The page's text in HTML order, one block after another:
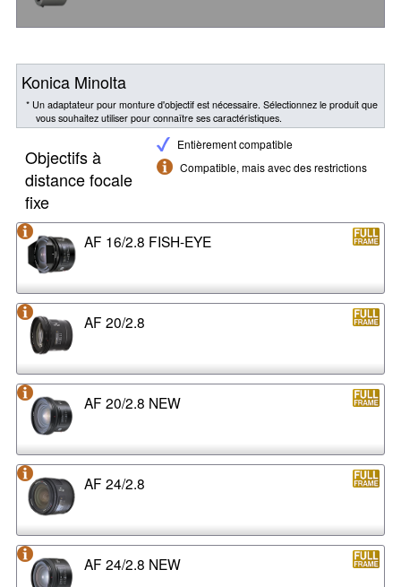
Konica Minolta
* Un adaptateur pour monture d'objectif est nécessaire. Sélectionnez le produit que
vous souhaitez utiliser pour connaître ses caractéristiques.
Entièrement compatible
Compatible, mais avec des restrictions
Objectifs à
distance focale
fixe
AF 16/2.8 FISH-EYE
AF 20/2.8
AF 20/2.8 NEW
AF 24/2.8
AF 24/2.8 NEW